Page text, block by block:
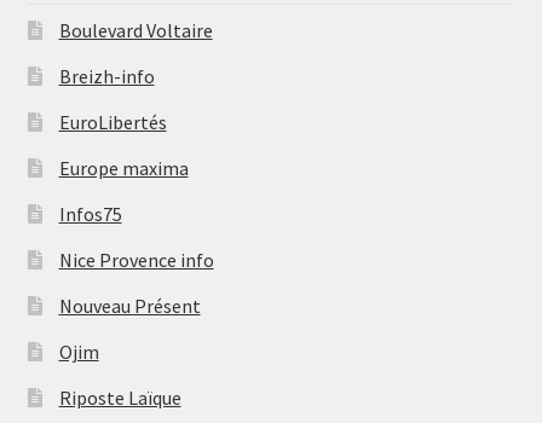
Boulevard Voltaire
Breizh-info
EuroLibertés
Europe maxima
Infos75
Nice Provence info
Nouveau Présent
Ojim
Riposte Laïque